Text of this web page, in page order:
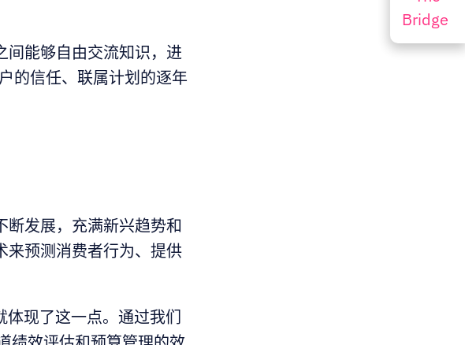
间能够自由交流知识，进
的信任、联属计划的逐年
断发展，充满新兴趋势和
来预测消费者行为、提供
现了这一点。通过我们